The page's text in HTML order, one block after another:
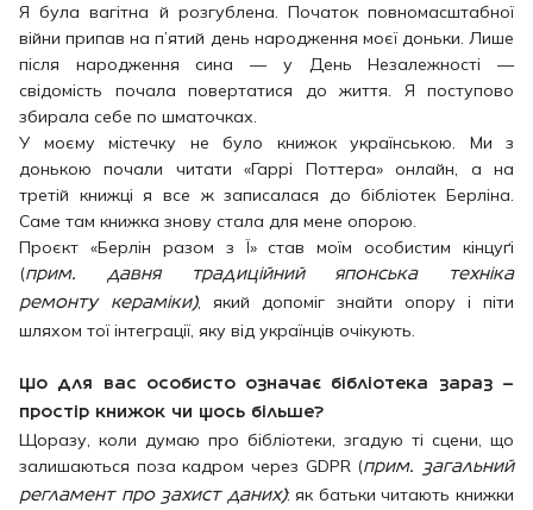
Я була вагітна й розгублена. Початок повномасштабної
війни припав на п’ятий день народження моєї доньки. Лише
після народження сина — у День Незалежності —
свідомість почала повертатися до життя. Я поступово
збирала себе по шматочках.
У моєму містечку не було книжок українською. Ми з
донькою почали читати «Гаррі Поттера» онлайн, а на
третій книжці я все ж записалася до бібліотек Берліна.
Саме там книжка знову стала для мене опорою.
Проєкт «Берлін разом з Ї» став моїм особистим кінцуґі
(прим. давня традиційний японська техніка
ремонту кераміки), який допоміг знайти опору і піти
шляхом тої інтеграції, яку від українців очікують.
Що для вас особисто означає бібліотека зараз —
простір книжок чи щось більше?
Щоразу, коли думаю про бібліотеки, згадую ті сцени, що
залишаються поза кадром через GDPR (прим. загальний
регламент про захист даних): як батьки читають книжки